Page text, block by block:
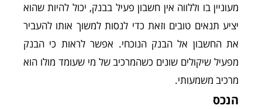
מעוניין בו וללווה אין חשבון פעיל בבנק, יכול להיות שהוא
יציע תנאים טובים וזאת כדי לנסות למשוך אותו להעביר
את החשבון אל הבנק הנוכחי. אפשר לראות כי הבנק
מפעיל שיקולים שונים כשהמרכיב של מי שעומד מולו הוא
מרכיב משמעותי.
הנכס